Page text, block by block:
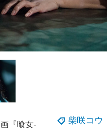
柴咲コウ
『喰女-